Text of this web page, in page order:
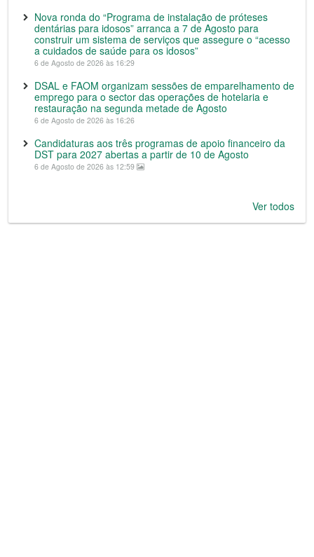
Nova ronda do “Programa de instalação de próteses
dentárias para idosos” arranca a 7 de Agosto para
construir um sistema de serviços que assegure o “acesso
a cuidados de saúde para os idosos”
6 de Agosto de 2026 às 16:29
DSAL e FAOM organizam sessões de emparelhamento de
emprego para o sector das operações de hotelaria e
restauração na segunda metade de Agosto
6 de Agosto de 2026 às 16:26
Candidaturas aos três programas de apoio financeiro da
DST para 2027 abertas a partir de 10 de Agosto
6 de Agosto de 2026 às 12:59
Ver todos